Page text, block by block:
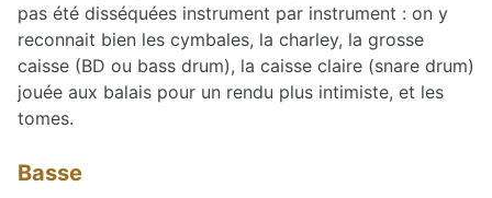
pas été disséquées instrument par instrument : on y
reconnait bien les cymbales, la charley, la grosse
caisse (BD ou bass drum), la caisse claire (snare drum)
jouée aux balais pour un rendu plus intimiste, et les
tomes.
Basse